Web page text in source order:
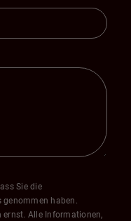
Sie die
haben.
Alle Informationen,